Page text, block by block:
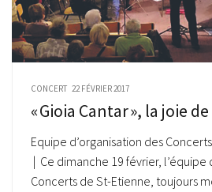
CONCERT 22 FÉVRIER 2017
« Gioia Cantar », la joie
Equipe d’organisation des
| Ce dimanche 19 février, l’équipe
Concerts de St-Etienne, toujours